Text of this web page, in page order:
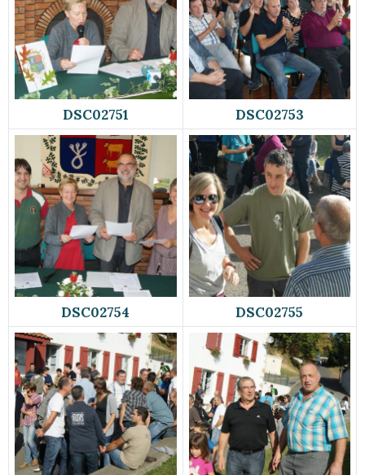
DSC02751 DSC02753
DSC02754 DSC02755